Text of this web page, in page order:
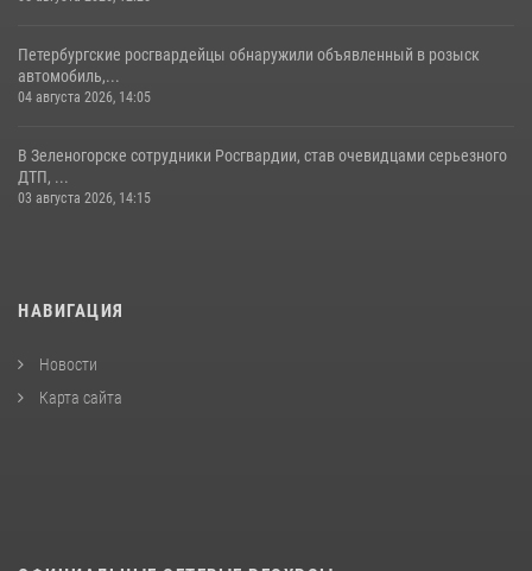
Петербургские росгвардейцы обнаружили объявленный в розыск
автомобиль,...
04 августа 2026, 14:05
В Зеленогорске сотрудники Росгвардии, став очевидцами серьезного
ДТП, ...
03 августа 2026, 14:15
НАВИГАЦИЯ
Новости
Карта сайта